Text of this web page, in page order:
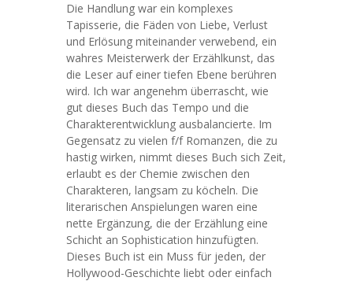
Die Handlung war ein komplexes
Tapisserie, die Fäden von Liebe, Verlust
und Erlösung miteinander verwebend, ein
wahres Meisterwerk der Erzählkunst, das
die Leser auf einer tiefen Ebene berühren
wird. Ich war angenehm überrascht, wie
gut dieses Buch das Tempo und die
Charakterentwicklung ausbalancierte. Im
Gegensatz zu vielen f/f Romanzen, die zu
hastig wirken, nimmt dieses Buch sich Zeit,
erlaubt es der Chemie zwischen den
Charakteren, langsam zu köcheln. Die
literarischen Anspielungen waren eine
nette Ergänzung, die der Erzählung eine
Schicht an Sophistication hinzufügten.
Dieses Buch ist ein Muss für jeden, der
Hollywood-Geschichte liebt oder einfach